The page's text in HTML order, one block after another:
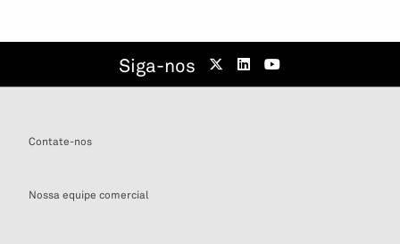
Siga-nos
Contate-nos
Nossa equipe comercial